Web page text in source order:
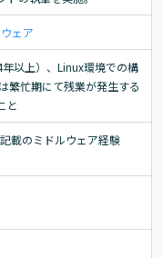
ェア
以上）、Linux環境での構
繁忙期にて残業が発生する
と
載のミドルウェア経験